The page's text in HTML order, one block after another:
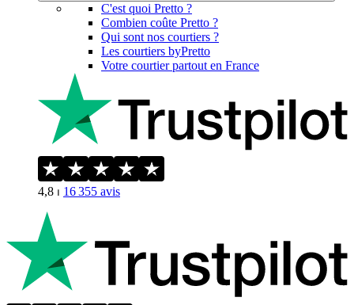
C'est quoi Pretto ?
Combien coûte Pretto ?
Qui sont nos courtiers ?
Les courtiers byPretto
Votre courtier partout en France
4,8 ⏐ 16 355 avis